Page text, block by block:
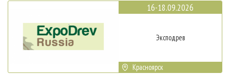
16-18.09.2026
Эксподрев
Красноярск